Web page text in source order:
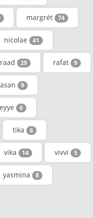
margrét 74
nicolae 41
raad 29 rafat 9
9
6
tika 6
vika 14 vivvi 5
yasmina 8